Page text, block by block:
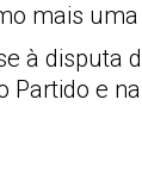
mais uma
à disputa
Partido e